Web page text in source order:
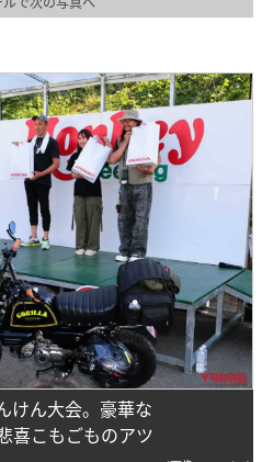
けん大会。豪華な
喜こもごものアツ